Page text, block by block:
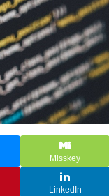
Misskey
LinkedIn